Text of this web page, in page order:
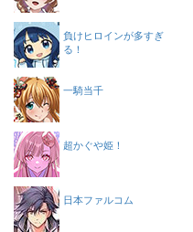
負けヒロインが多すぎ
る！
一騎当千
超かぐや姫！
日本ファルコム